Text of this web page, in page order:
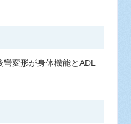
変形が身体機能とADL